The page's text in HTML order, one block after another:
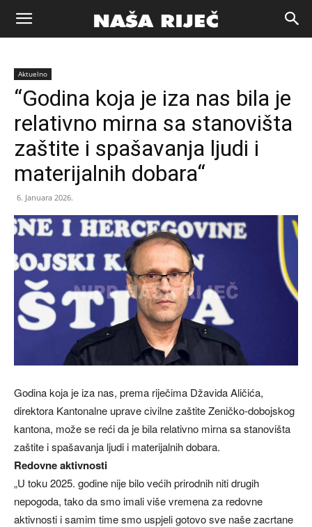
Naša
riječ
Aktuelno
“Godina koja je iza nas bila je
relativno mirna sa stanovišta
zaštite i spašavanja ljudi i
materijalnih dobara“
6. Januara 2026.
Godina koja je iza nas, prema riječima Džavida Aličića,
direktora Kantonalne uprave civilne zaštite Zeničko-dobojskog
kantona, može se reći da je bila relativno mirna sa stanovišta
zaštite i spašavanja ljudi i materijalnih dobara.
Redovne aktivnosti
„U toku 2025. godine nije bilo većih prirodnih niti drugih
nepogoda, tako da smo imali više vremena za redovne
aktivnosti i samim time smo uspjeli gotovo sve naše zacrtane